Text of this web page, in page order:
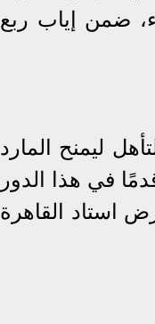
ضمن إياب ربع
هدف التأهل ليمنح المارد
في هذا الدور
استاد القاهرة